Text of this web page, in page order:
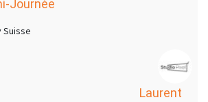
Journée
Suisse
Laurent